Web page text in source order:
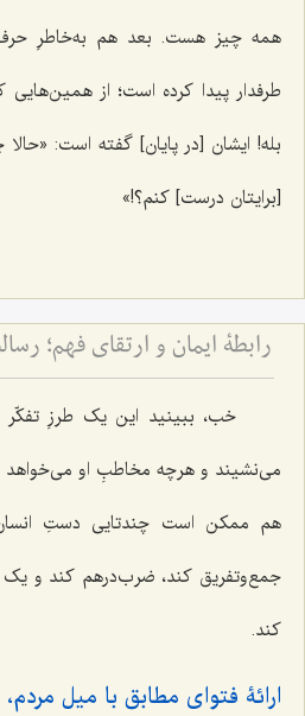
همه چیز هست. بعد هم به‌خاطرِ
طرفدار پیدا کرده است؛ از
بله! ایشان [در پایان] گفته است:
[برایتان درست] کنم؟!»
خب، ببینید این یک طرزِ
می‌نشیند و هرچه مخاطبِ او می‌خواهد
هم ممکن است چندتایی دستِ
جمع‌وتفریق کند، ضرب‌درهم کند و یک
کند.
ارائۀ فتوای مطابق با میل